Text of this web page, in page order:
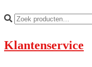
Klantenservice